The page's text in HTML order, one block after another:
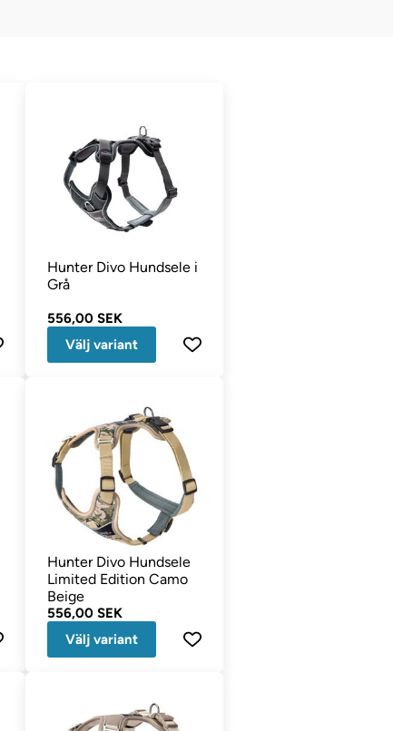
Hunter Divo Hundsele i
Grå
556,00 SEK
Välj variant
Hunter Divo Hundsele
Limited Edition Camo
Beige
556,00 SEK
Välj variant